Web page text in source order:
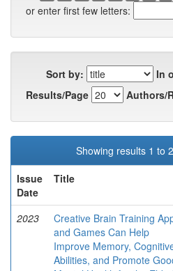
or enter first few letters:
Sort by:
In
Results/Page
Authors/
Showing results 1 to
Issue
Date
Title
2023
Creative Brain Training
and Games Can Help
Improve Memory,
Abilities, and Promote